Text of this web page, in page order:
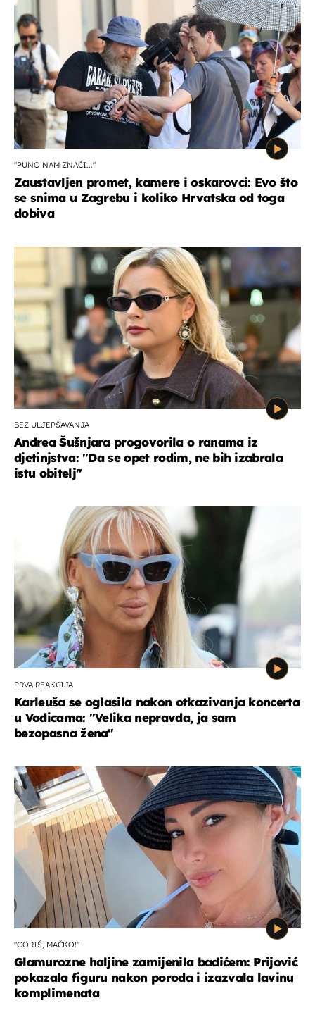
"PUNO NAM ZNAČI..."
Zaustavljen promet, kamere i oskarovci: Evo što
se snima u Zagrebu i koliko Hrvatska od toga
dobiva
BEZ ULJEPŠAVANJA
Andrea Šušnjara progovorila o ranama iz
djetinjstva: "Da se opet rodim, ne bih izabrala
istu obitelj"
PRVA REAKCIJA
Karleuša se oglasila nakon otkazivanja koncerta
u Vodicama: "Velika nepravda, ja sam
bezopasna žena"
"GORIŠ, MAČKO!"
Glamurozne haljine zamijenila badićem: Prijović
pokazala figuru nakon poroda i izazvala lavinu
komplimenata